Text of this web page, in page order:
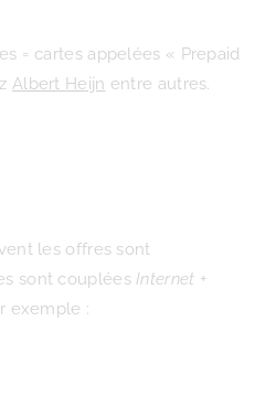
= cartes appelées « Prepaid
Albert Heijn entre autres.
les offres sont
sont coupléesInternet +
exemple :